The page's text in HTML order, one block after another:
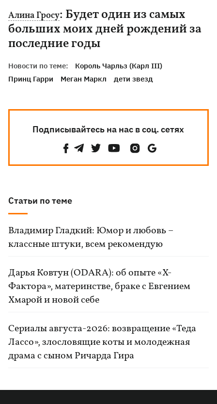
Алина Гросу: Будет один из самых
больших моих дней рождений за
последние годы
Новости по теме:
Король Чарльз (Карл III)
Принц Гарри
Меган Маркл дети звезд
Подписывайтесь на нас в соц. сетях
Статьи по теме
Владимир Гладкий: Юмор и любовь –
классные штуки, всем рекомендую
Дарья Ковтун (ODARA): об опыте «Х-
Фактора», материнстве, браке с Евгением
Хмарой и новой себе
Сериалы августа-2026: возвращение «Теда
Лассо», злословящие коты и молодежная
драма с сыном Ричарда Гира